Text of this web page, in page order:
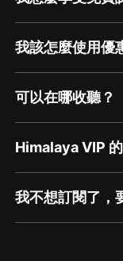
我該怎麼使用優
可以在哪收聽？
Himalaya VIP
我不想訂閱了，